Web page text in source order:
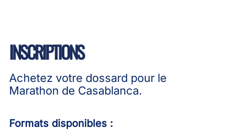
INSCRIPTIONS
Achetez votre dossard pour le
Marathon de Casablanca.
Formats disponibles :